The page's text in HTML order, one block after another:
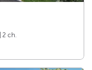
| 2 ch.